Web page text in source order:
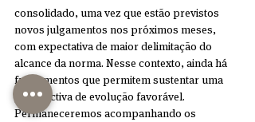
consolidado, uma vez que estão previstos
novos julgamentos nos próximos meses,
com expectativa de maior delimitação do
alcance da norma. Nesse contexto, ainda há
fundamentos que permitem sustentar uma
perspectiva de evolução favorável.
Permaneceremos acompanhando os